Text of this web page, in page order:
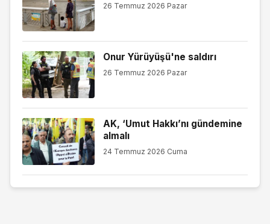
26 Temmuz 2026 Pazar
Onur Yürüyüşü'ne saldırı
26 Temmuz 2026 Pazar
AK, ‘Umut Hakkı’nı gündemine
almalı
24 Temmuz 2026 Cuma